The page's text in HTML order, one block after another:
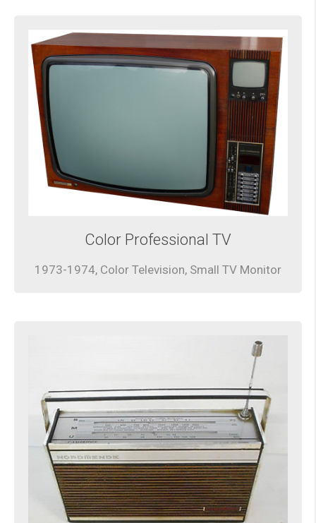
Color Professional TV
1973-1974, Color Television, Small TV Monitor